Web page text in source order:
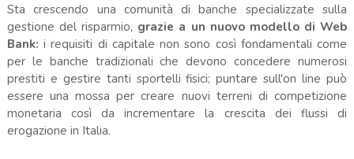
Sta crescendo una comunità di banche specializzate sulla
gestione del risparmio, grazie a un nuovo modello di Web
Bank:i requisiti di capitale non sono così fondamentali come
per le banche tradizionali che devono concedere numerosi
prestiti e gestire tanti sportelli fisici; puntare sull'on line può
essere una mossa per creare nuovi terreni di competizione
monetaria così da incrementare la crescita dei flussi di
erogazione in Italia.